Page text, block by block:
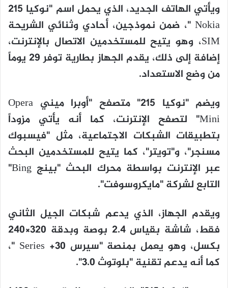
ويأتي الهاتف الجديد، الذي يحمل اسم "نوكيا 215
Nokia "، ضمن نموذجين، أحادي وثنائي الشريحة
SIM، وهو يتيح للمستخدمين الاتصال بالإنترنت،
إضافة إلى ذلك، يقدم الجهاز بطارية توفر 29 يوماً
من وضع الاستعداد.
ويضم "نوكيا 215" متصفح "أوبرا ميني Opera
Mini" لتصفح الإنترنت، كما أنه يأتي مزوداً
بتطبيقات الشبكات الاجتماعية، مثل "فيسبوك
مسنجر"، و"تويتر"، كما يتيح للمستخدمين البحث
عبر الإنترنت بواسطة محرك البحث "بينج Bing"
التابع لشركة "مايكروسوفت".
ويقدم الجهاز، الذي يدعم شبكات الجيل الثاني
فقط، شاشة بقياس 2.4 بوصة وبدقة 320×240
بكسل، وهو يعمل بمنصة "سيرس 30+ Series "،
كما أنه يدعم تقنية "بلوتوث 3.0".